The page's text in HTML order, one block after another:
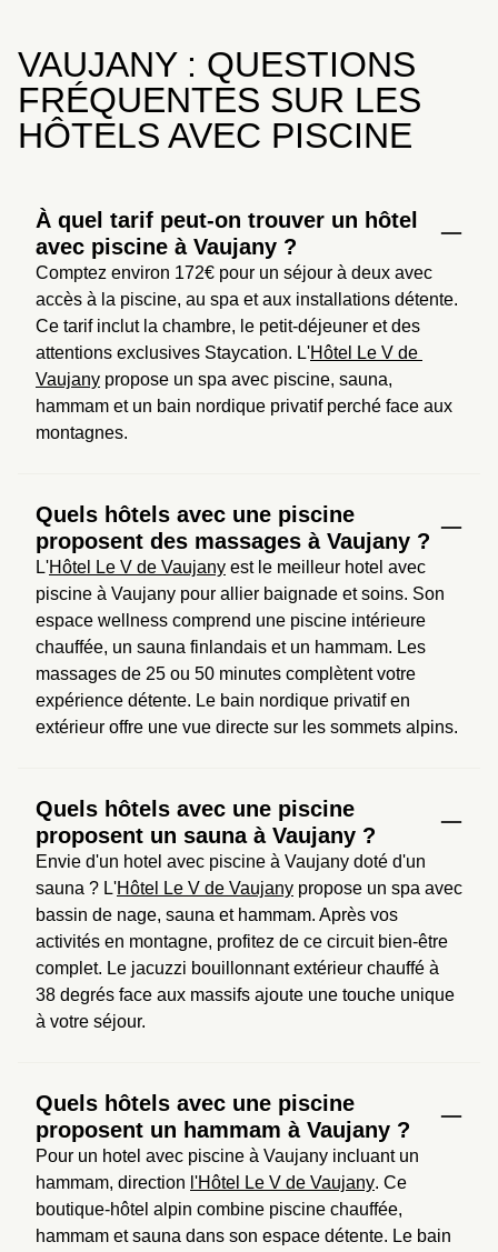
VAUJANY : QUESTIONS
FRÉQUENTES SUR LES
HÔTELS AVEC PISCINE
À quel tarif peut-on trouver un hôtel
avec piscine à Vaujany ?
Comptez environ 172€ pour un séjour à deux avec
accès à la piscine, au spa et aux installations détente.
Ce tarif inclut la chambre, le petit-déjeuner et des
attentions exclusives Staycation. L'Hôtel Le V de
Vaujany propose un spa avec piscine, sauna,
hammam et un bain nordique privatif perché face aux
montagnes.
Quels hôtels avec une piscine
proposent des massages à Vaujany ?
L'Hôtel Le V de Vaujany est le meilleur hotel avec
piscine à Vaujany pour allier baignade et soins. Son
espace wellness comprend une piscine intérieure
chauffée, un sauna finlandais et un hammam. Les
massages de 25 ou 50 minutes complètent votre
expérience détente. Le bain nordique privatif en
extérieur offre une vue directe sur les sommets alpins.
Quels hôtels avec une piscine
proposent un sauna à Vaujany ?
Envie d'un hotel avec piscine à Vaujany doté d'un
sauna ? L'Hôtel Le V de Vaujany propose un spa avec
bassin de nage, sauna et hammam. Après vos
activités en montagne, profitez de ce circuit bien-être
complet. Le jacuzzi bouillonnant extérieur chauffé à
38 degrés face aux massifs ajoute une touche unique
à votre séjour.
Quels hôtels avec une piscine
proposent un hammam à Vaujany ?
Pour un hotel avec piscine à Vaujany incluant un
hammam, direction l'Hôtel Le V de Vaujany. Ce
boutique-hôtel alpin combine piscine chauffée,
hammam et sauna dans son espace détente. Le bain